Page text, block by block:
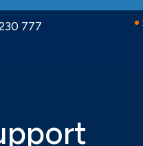
777
on
Converting